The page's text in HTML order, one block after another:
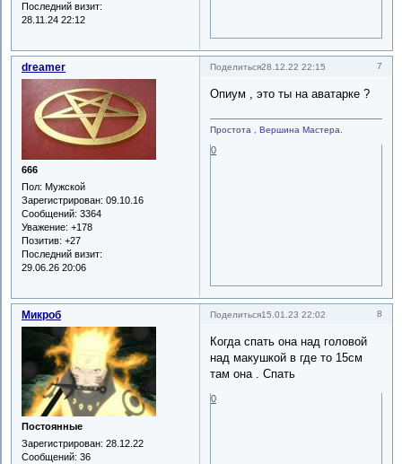
Последний визит:
28.11.24 22:12
Поделиться 7
28.12.22 22:15
dreamer
666
Пол: Мужской
Зарегистрирован: 09.10.16
Сообщений: 3364
Уважение: +178
Позитив: +27
Последний визит:
29.06.26 20:06
Опиум , это ты на аватарке ?
Простота , Вершина Мастера.
0
Поделиться 8
15.01.23 22:02
Микроб
Постоянные
Зарегистрирован: 28.12.22
Сообщений: 36
Когда спать она над головой
над макушкой в где то 15см
там она . Спать
0